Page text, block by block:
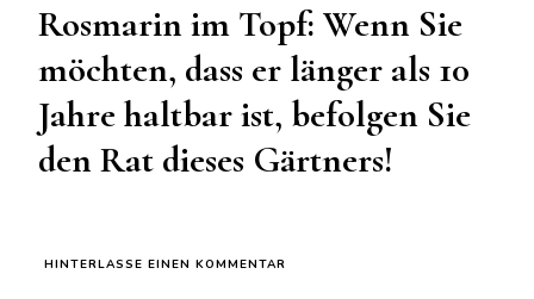
Rosmarin im Topf: Wenn Sie
möchten, dass er länger als 10
Jahre haltbar ist, befolgen Sie
den Rat dieses Gärtners!
HINTERLASSE EINEN KOMMENTAR